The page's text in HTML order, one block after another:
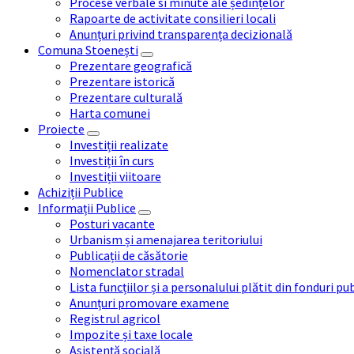
Rapoarte de activitate consilieri locali
Anunțuri privind transparența decizională
Comuna Stoenești
Prezentare geografică
Prezentare istorică
Prezentare culturală
Harta comunei
Proiecte
Investiții realizate
Investiții în curs
Investiții viitoare
Achiziții Publice
Informații Publice
Posturi vacante
Urbanism și amenajarea teritoriului
Publicații de căsătorie
Nomenclator stradal
Lista funcțiilor și a personalului plătit din fonduri
Anunțuri promovare examene
Registrul agricol
Impozite și taxe locale
Asistență socială